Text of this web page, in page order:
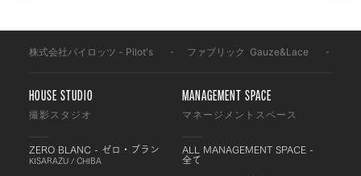
株式会社パイロッツ - Pilot's ファブリック Gauze&Lace
HOUSE STUDIO
撮影スタジオ
ZERO BLANC - ゼロ・ブラン
KISARAZU / CHIBA
MANAGEMENT SPACE
マネージメントスペース
ALL MANAGEMENT SPACE -
全て